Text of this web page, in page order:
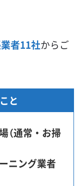
者11社からご
と
（通常・お掃
ニング業者